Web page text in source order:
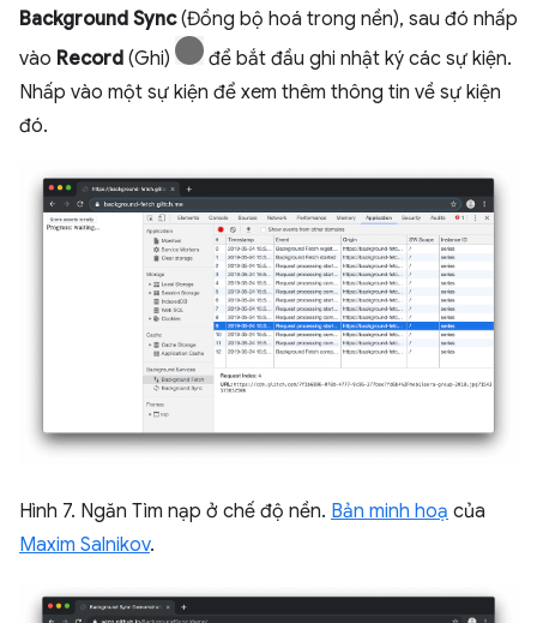
Background Sync(Đồng bộ hoá trong nền), sau đó nhấp
vào Record (Ghi)
để bắt đầu ghi nhật ký các sự kiện.
Nhấp vào một sự kiện để xem thêm thông tin về sự kiện
đó.
Hình 7. Ngăn Tìm nạp ở chế độ nền. Bản minh hoạ của
Maxim Salnikov.